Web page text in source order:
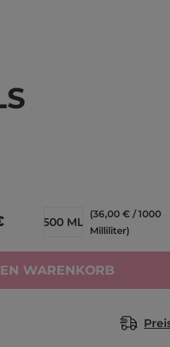
500 ML
(36,00 € / 1000
Milliliter)
WARENKORB